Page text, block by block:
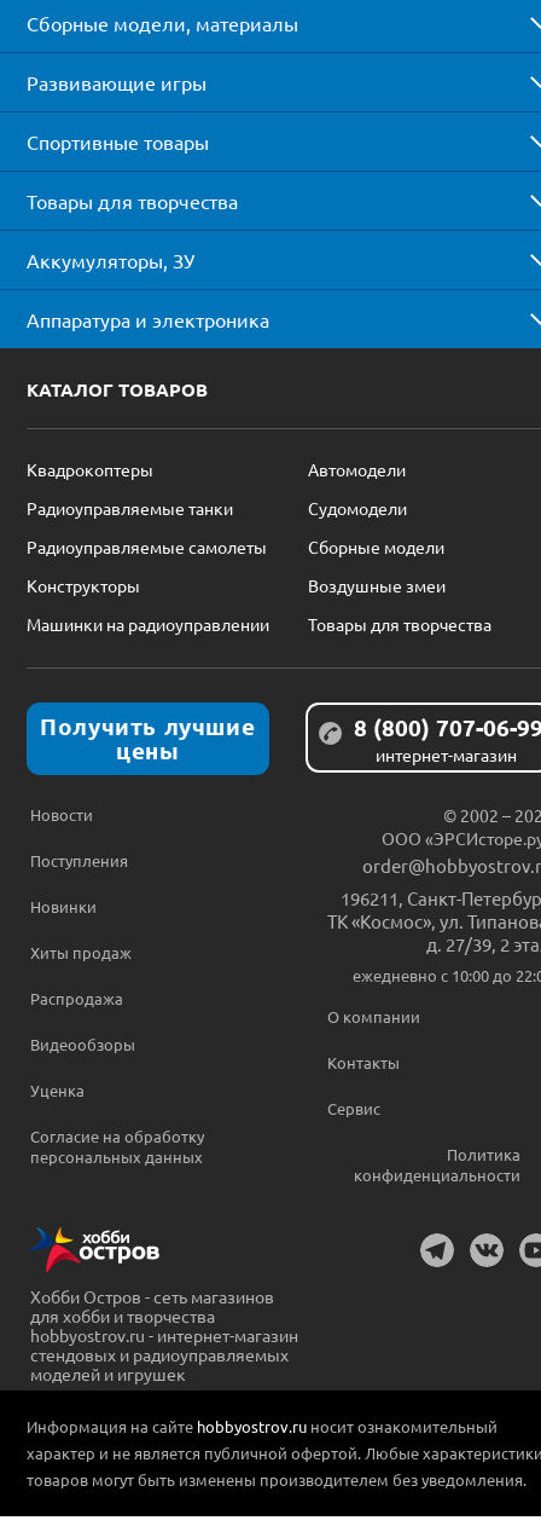
Сборные модели, материалы
Развивающие игры
Спортивные товары
Товары для творчества
Аккумуляторы, ЗУ
Аппаратура и электроника
КАТАЛОГ ТОВАРОВ
Квадрокоптеры
Автомодели
Радиоуправляемые танки
Судомодели
Радиоуправляемые самолеты
Сборные модели
Конструкторы
Воздушные змеи
Машинки на радиоуправлении
Товары для творчества
Получить лучшие
цены
8 (800) 707-06-
интернет-магазин
Новости
Поступления
Новинки
Хиты продаж
Распродажа
Видеообзоры
Уценка
Согласие на обработку
персональных данных
© 2002 –
ООО
196211 Санкт-
ТК «Космос», ул.
д. 27/39, 2
ежедневно c 10:00 до
О компании
Контакты
Сервис
Политика
конфиденциальности
Хобби Остров - сеть магазинов
для хобби и творчества
hobbyostrov.ru - интернет-магазин
стендовых и радиоуправляемых
моделей и игрушек
Информация на сайте hobbyostrov.ru носит ознакомительный
характер и не является публичной офертой. Любые
товаров могут быть изменены производителем без уведомления.